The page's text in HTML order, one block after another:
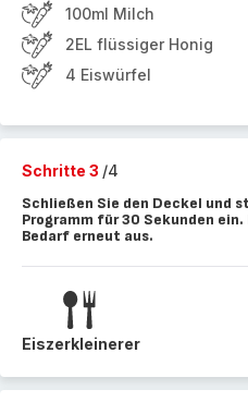
100ml Milch
2EL flüssiger Honig
4 Eiswürfel
Schritte 3 /4
Schließen Sie den Deckel und
Programm für 30 Sekunden
Bedarf erneut aus.
Eiszerkleinerer